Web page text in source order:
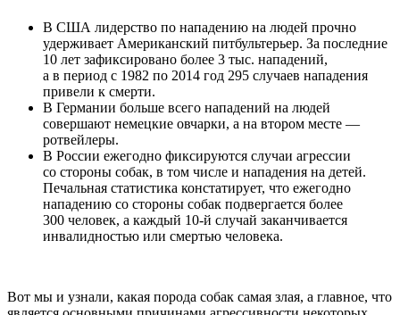
В США лидерство по нападению на людей прочно
удерживает Американский питбультерьер. За последние
10 лет зафиксировано более 3 тыс. нападений,
а в период с 1982 по 2014 год 295 случаев нападения
привели к смерти.
В Германии больше всего нападений на людей
совершают немецкие овчарки, а на втором месте —
ротвейлеры.
В России ежегодно фиксируются случаи агрессии
со стороны собак, в том числе и нападения на детей.
Печальная статистика констатирует, что ежегодно
нападению со стороны собак подвергается более
300 человек, а каждый 10-й случай заканчивается
инвалидностью или смертью человека.
Вот мы и узнали, какая порода собак самая злая, а главное, что